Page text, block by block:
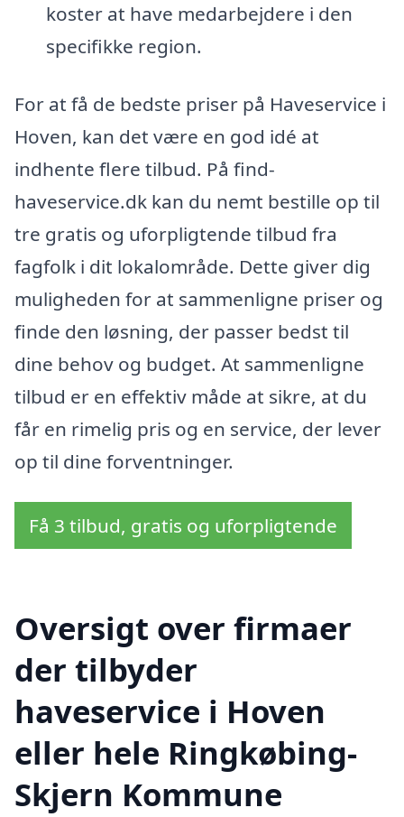
koster at have medarbejdere i den
specifikke region.
For at få de bedste priser på Haveservice i
Hoven, kan det være en god idé at
indhente flere tilbud. På find-
haveservice.dk kan du nemt bestille op til
tre gratis og uforpligtende tilbud fra
fagfolk i dit lokalområde. Dette giver dig
muligheden for at sammenligne priser og
finde den løsning, der passer bedst til
dine behov og budget. At sammenligne
tilbud er en effektiv måde at sikre, at du
får en rimelig pris og en service, der lever
op til dine forventninger.
Få 3 tilbud, gratis og uforpligtende
Oversigt over firmaer
der tilbyder
haveservice i Hoven
eller hele Ringkøbing-
Skjern Kommune